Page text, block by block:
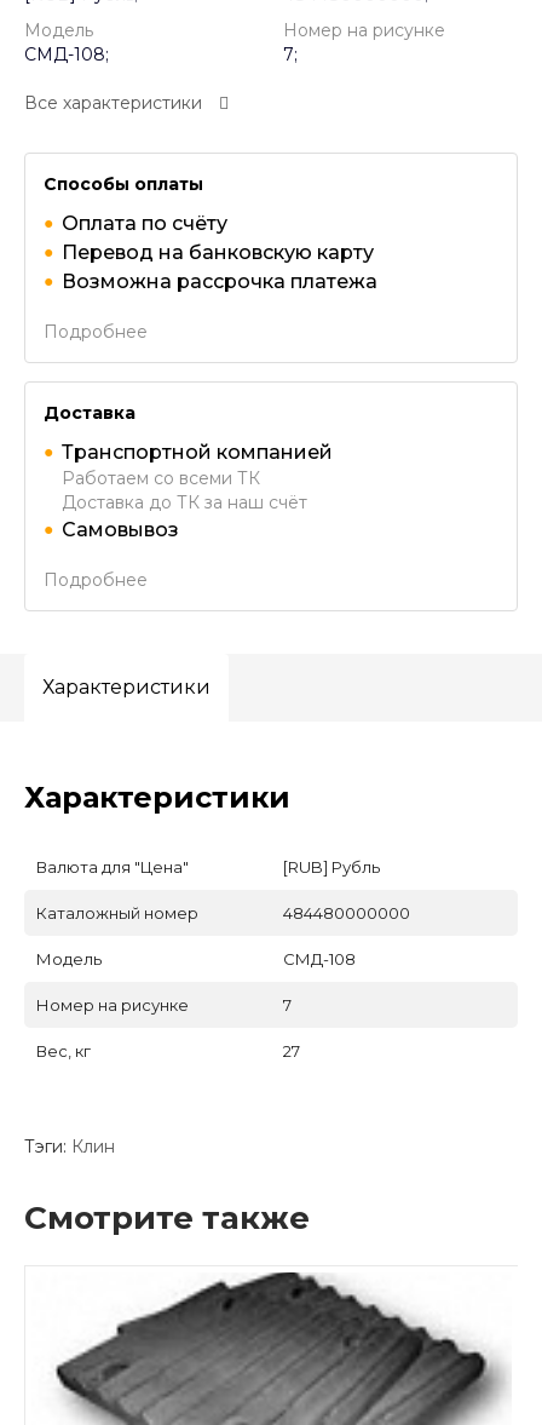
Модель
СМД-108;
Номер на рисунке
7;
Все характеристики
Способы оплаты
Оплата по счёту
Перевод на банковскую карту
Возможна рассрочка платежа
Подробнее
Доставка
Транспортной компанией
Работаем со всеми ТК
Доставка до ТК за наш счёт
Самовывоз
Подробнее
Характеристики
Характеристики
Валюта для "Цена" [RUB] Рубль
Каталожный номер 484480000000
Модель СМД-108
Номер на рисунке 7
Вес, кг 27
Тэги: Клин
Смотрите также